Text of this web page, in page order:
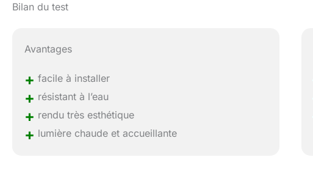
Bilan du test
Avantages
+ facile à installer
+ résistant à l’eau
+ rendu très esthétique
+ lumière chaude et accueillante